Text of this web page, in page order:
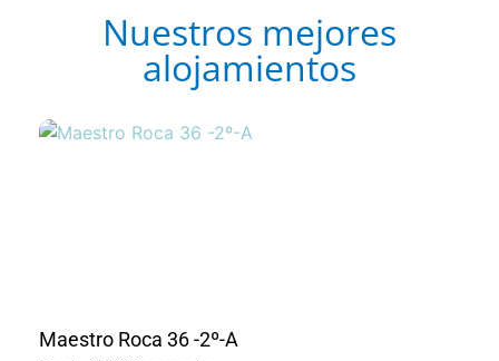
Nuestros mejores
alojamientos
Maestro Roca 36 -2º-A